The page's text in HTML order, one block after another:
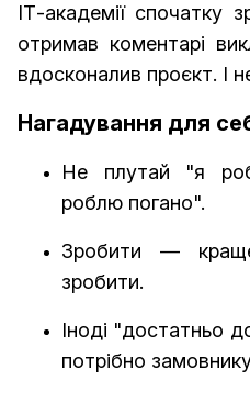
ІТ-академії спочатку
отримав коментарі
вдосконалив проєкт. І
Нагадування для
Не плутай "я
роблю погано".
Зробити —
зробити.
Іноді "достатньо
потрібно